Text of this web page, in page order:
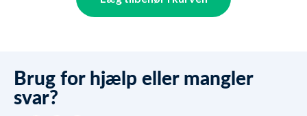
Brug for hjælp eller mangler
svar?